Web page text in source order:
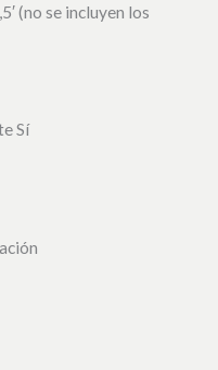
(no se incluyen los
Sí